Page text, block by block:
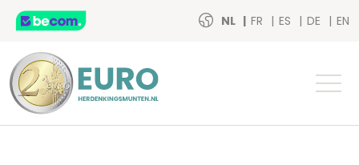
NL FR ES DE EN